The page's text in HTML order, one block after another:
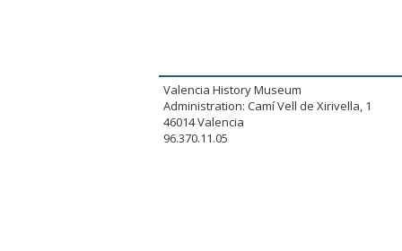
Valencia History Museum
Administration: Camí Vell de Xirivella, 1
46014 Valencia
96.370.11.05